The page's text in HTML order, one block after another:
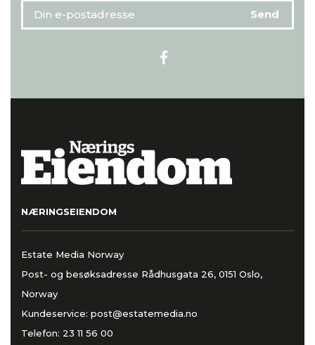
NÆRINGSEIENDOM
Estate Media Norway
Post- og besøksadresse Rådhusgata 26, 0151 Oslo,
Norway
Kundeservice: post@estatemedia.no
Telefon: 23 11 56 00